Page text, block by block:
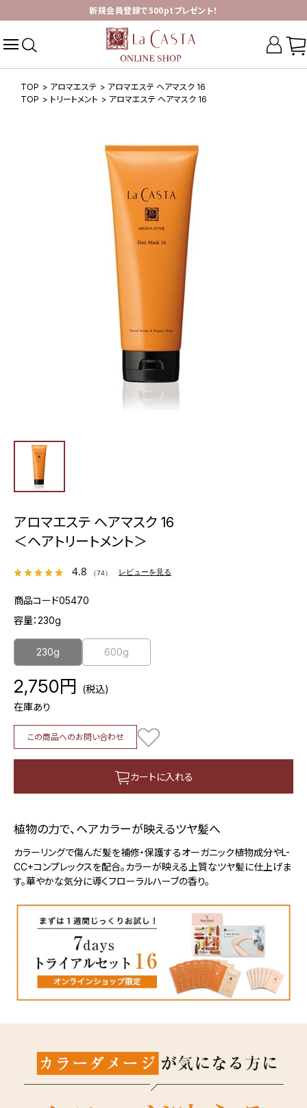
新規会員登録で500ptプレゼント！
TOP > アロマエステ > アロマエステ ヘアマスク 16
TOP > トリートメント > アロマエステ ヘアマスク 16
アロマエステ ヘアマスク 16
＜ヘアトリートメント＞
4.8 （74） レビューを見る
商品コード05470
容量：230g
230g 600g
2,750円 (税込)
在庫あり
この商品へのお問い合わせ
カートに入れる
植物の力で、ヘアカラーが映えるツヤ髪へ
カラーリングで傷んだ髪を補修・保護するオーガニック植物成分やL-
CC+コンプレックスを配合。カラーが映える上質なツヤ髪に仕上げま
す。華やかな気分に導くフローラルハーブの香り。